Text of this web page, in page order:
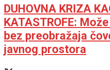
DUHOVNA KRIZA
KATASTROFE:
bez preobražaja
javnog prostora